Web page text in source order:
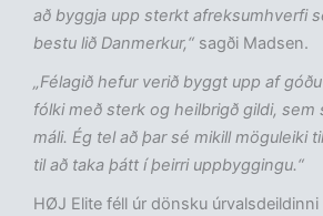
að byggja upp sterkt afreksumhverfi
bestu lið Danmerkur,“ sagði Madsen.
„Félagið hefur verið byggt upp af
fólki með sterk og heilbrigð gildi, sem
máli. Ég tel að þar sé mikill möguleiki
til að taka þátt í þeirri uppbyggingu.“
HØJ Elite féll úr dönsku úrvalsdeildinni